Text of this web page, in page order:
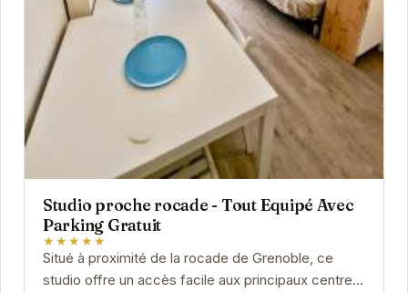
Studio proche rocade - Tout Equipé Avec
Parking Gratuit
★★★★★
Situé à proximité de la rocade de Grenoble, ce
studio offre un accès facile aux principaux centres